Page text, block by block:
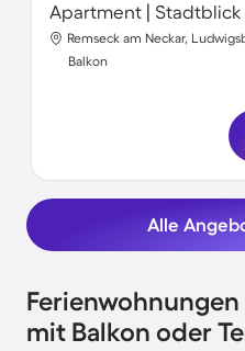
Apartment | Stadtblick
Remseck am Neckar,
Balkon
Alle
mit Balkon oder